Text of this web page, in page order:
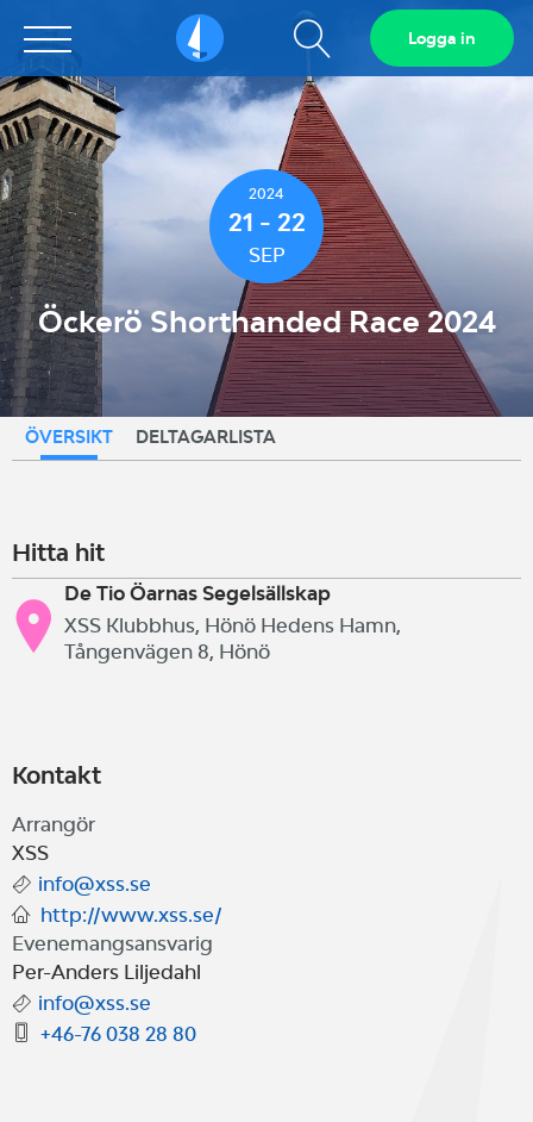
Sailarena Visa
sökfält
Logga in
2024
21 - 22
SEP
Öckerö Shorthanded Race 2024
ÖVERSIKT DELTAGARLISTA
Hitta hit
De Tio Öarnas Segelsällskap
XSS Klubbhus, Hönö Hedens Hamn,
Tångenvägen 8, Hönö
Kontakt
Arrangör
XSS
info@xss.se
http://www.xss.se/
Evenemangsansvarig
Per-Anders Liljedahl
info@xss.se
+46-76 038 28 80